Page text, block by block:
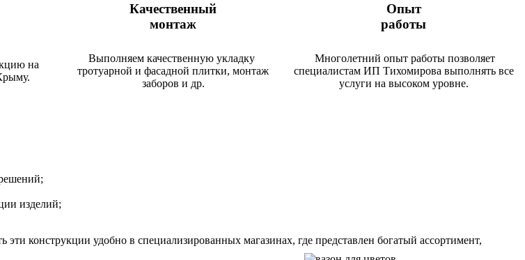
Качественный
монтаж
Опыт
работы
на
Выполняем качественную укладку
тротуарной и фасадной плитки, монтаж
заборов и др.
Многолетний опыт работы позволяет
специалистам ИП Тихомирова выполнять все
услуги на высоком уровне.
изделий;
эти конструкции удобно в специализированных магазинах, где представлен богатый ассортимент,